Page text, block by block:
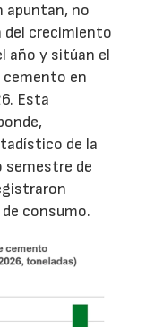
apuntan, no
del crecimiento
año y sitúan el
en
Esta
de la
semestre de
consumo.